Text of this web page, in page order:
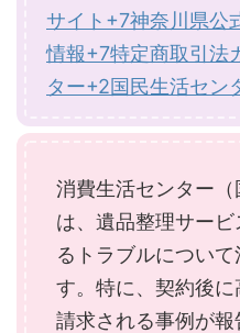
サイト+7神奈川県公
情報+7特定商取引法
ター+2国民生活セン
消費生活センター（
は、遺品整理サー
るトラブルについ
す。特に、契約後
請求される事例が